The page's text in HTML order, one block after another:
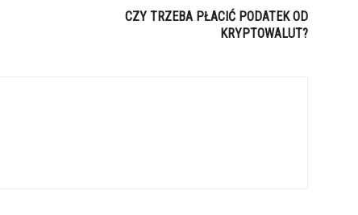
CZY TRZEBA PŁACIĆ PODATEK OD
KRYPTOWALUT?